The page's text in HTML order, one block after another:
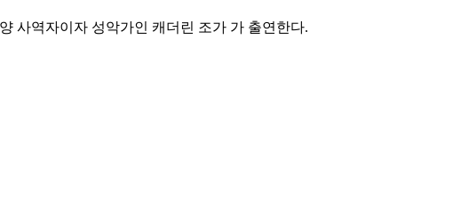
사역자이자 성악가인 캐더린 조가 가 출연한다.